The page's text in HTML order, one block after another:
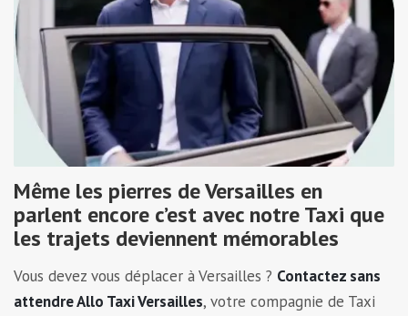
Même les pierres de Versailles en
parlent encore c’est avec notre Taxi que
les trajets deviennent mémorables
Vous devez vous déplacer à Versailles ? Contactez sans
attendre Allo Taxi Versailles, votre compagnie de Taxi